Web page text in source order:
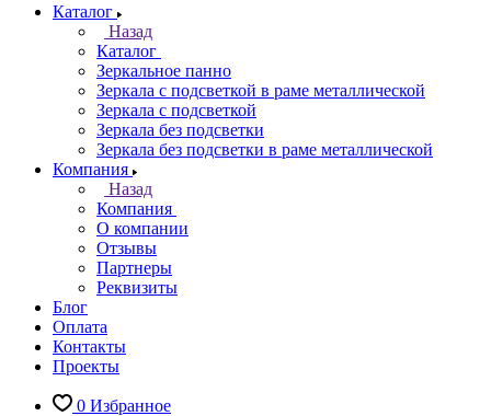
Каталог
Назад
Каталог
Зеркальное панно
Зеркала с подсветкой в раме металлической
Зеркала с подсветкой
Зеркала без подсветки
Зеркала без подсветки в раме металлической
Компания
Назад
Компания
О компании
Отзывы
Партнеры
Реквизиты
Блог
Оплата
Контакты
Проекты
0 Избранное